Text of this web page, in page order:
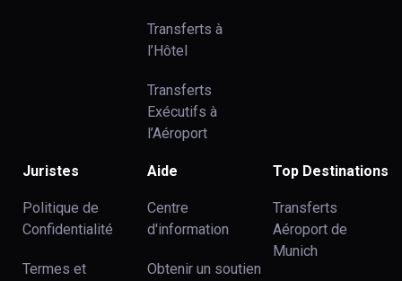
Transferts à
l’Hôtel
Transferts
Exécutifs à
l’Aéroport
Juristes
Politique de
Confidentialité
Termes et
Aide
Centre
d'information
Obtenir un soutien
Top Destinations
Transferts
Aéroport de
Munich